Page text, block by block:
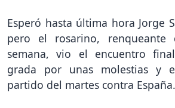
Esperó hasta última hora Jorge
pero el rosarino, renqueante
semana, vio el encuentro
grada por unas molestias y
partido del martes contra España.